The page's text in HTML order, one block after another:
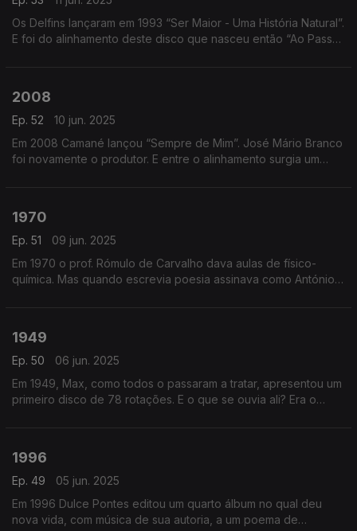
Os Delfins lançaram em 1993 “Ser Maior - Uma História Natural”.
E foi do alinhamento deste disco que nasceu então “Ao Passar
2008
Ep. 52
10 jun. 2025
Em 2008 Camané lançou “Sempre de Mim”. José Mário Branco
foi novamente o produtor. E entre o alinhamento surgia um
1970
Ep. 51
09 jun. 2025
Em 1970 o prof. Rómulo de Carvalho dava aulas de físico-
química. Mas quando escrevia poesia assinava como António
1949
Ep. 50
06 jun. 2025
Em 1949, Max, como todos o passaram a tratar, apresentou um
primeiro disco de 78 rotações. E o que se ouvia ali? Era o
1996
Ep. 49
05 jun. 2025
Em 1996 Dulce Pontes editou um quarto álbum no qual deu
nova vida, com música de sua autoria, a um poema de